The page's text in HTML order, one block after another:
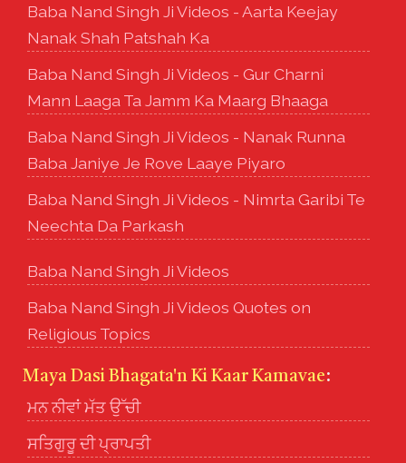
Baba Nand Singh Ji Videos - Aarta Keejay
Nanak Shah Patshah Ka
Baba Nand Singh Ji Videos - Gur Charni
Mann Laaga Ta Jamm Ka Maarg Bhaaga
Baba Nand Singh Ji Videos - Nanak Runna
Baba Janiye Je Rove Laaye Piyaro
Baba Nand Singh Ji Videos - Nimrta Garibi Te
Neechta Da Parkash
Baba Nand Singh Ji Videos
Baba Nand Singh Ji Videos Quotes on
Religious Topics
Maya Dasi Bhagata'n Ki Kaar Kamavae:
ਮਨ ਨੀਵਾਂ ਮੱਤ ਉੱਚੀ
ਸਤਿਗੁਰੂ ਦੀ ਪ੍ਰਾਪਤੀ